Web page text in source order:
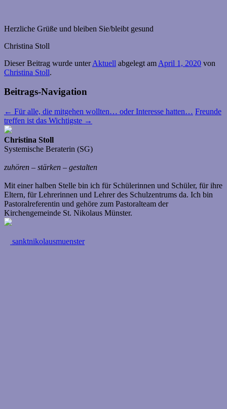
Herzliche Grüße und bleiben Sie/bleibt gesund
Christina Stoll
Dieser Beitrag wurde unterAktuell abgelegt am April 1, 2020 von
Christina Stoll.
Beitrags-Navigation
← Für alle, die mitgehen wollten… oder Interesse hatten… Freunde
treffen ist das Wichtigste →
Christina Stoll
Systemische Beraterin (SG)
zuhören – stärken – gestalten
Mit einer halben Stelle bin ich für Schülerinnen und Schüler, für ihre
Eltern, für Lehrerinnen und Lehrer des Schulzentrums da. Ich bin
Pastoralreferentin und gehöre zum Pastoralteam der
Kirchengemeinde St. Nikolaus Münster.
sanktnikolausmuenster